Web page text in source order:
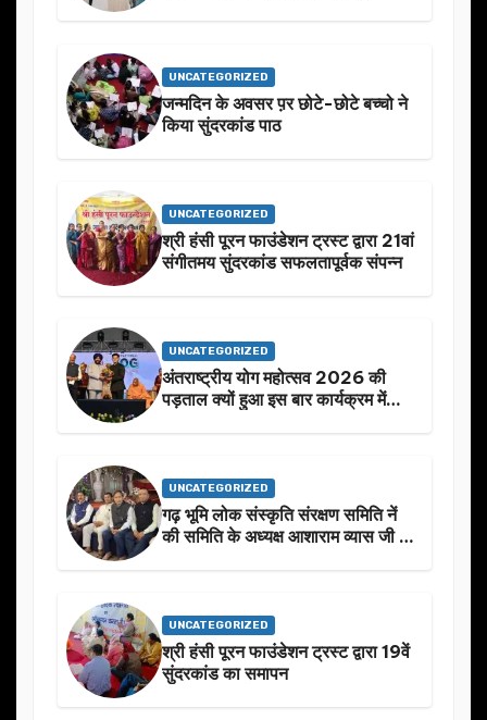
UNCATEGORIZED
जन्मदिन के अवसर प़र छोटे-छोटे बच्चो ने
किया सुंदरकांड पाठ
UNCATEGORIZED
श्री हंसी पूरन फाउंडेशन ट्रस्ट द्वारा 21वां
संगीतमय सुंदरकांड सफलतापूर्वक संपन्न
UNCATEGORIZED
अंतराष्ट्रीय योग महोत्सव 2026 की
पड़ताल क्यों हुआ इस बार कार्यक्रम में
UNCATEGORIZED
गढ़ भूमि लोक संस्कृति संरक्षण समिति नें
की समिति के अध्यक्ष आशाराम व्यास जी के
UNCATEGORIZED
श्री हंसी पूरन फाउंडेशन ट्रस्ट द्वारा 19वें
सुंदरकांड का समापन